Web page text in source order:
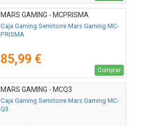
MARS GAMING - MCPRISMA
Caja Gaming Semitorre Mars Gaming MC-
PRISMA
85,99 €
Comprar
MARS GAMING - MCQ3
Caja Gaming Semitorre Mars Gaming MC-
Q3